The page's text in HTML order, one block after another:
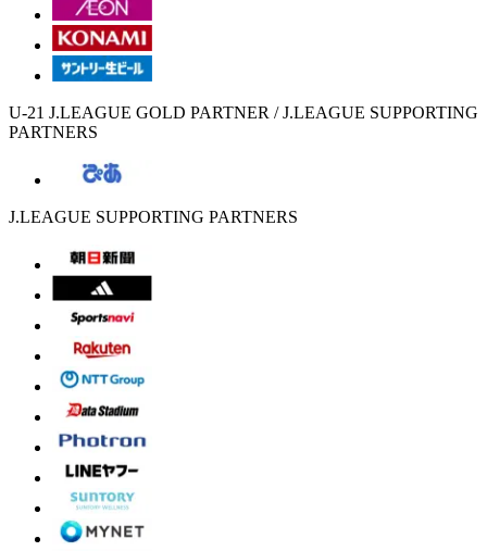
U-21 J.LEAGUE GOLD PARTNER / J.LEAGUE SUPPORTING
PARTNERS
J.LEAGUE SUPPORTING PARTNERS